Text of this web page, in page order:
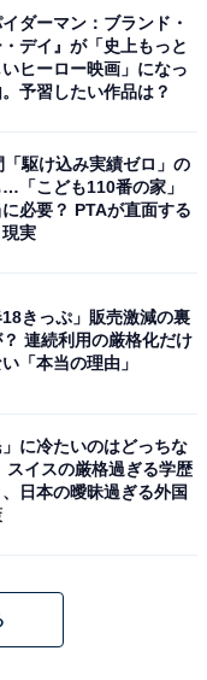
イダーマン：ブランド・
デイ』が「史上もっと
いヒーロー映画」になっ
予習したい作品は？
「駆け込み実績ゼロ」の
「こども110番の家」
必要？ PTAが直面する
実
18きっぷ」販売激減の裏
連続利用の厳格化だけ
「本当の理由」
」に冷たいのはどっちな
スイスの厳格過ぎる学歴
日本の曖昧過ぎる外国